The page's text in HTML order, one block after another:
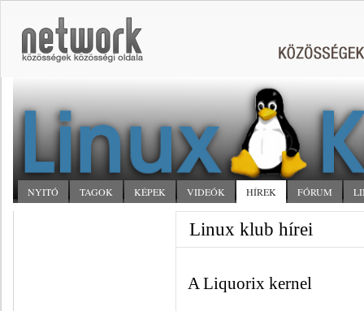
NYITÓ TAGOK KÉPEK VIDEÓK HÍREK FÓRUM
Linux klub hírei
A Liquorix kernel